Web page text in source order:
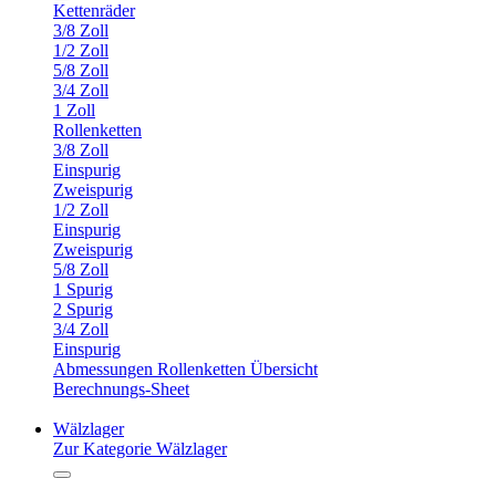
Kettenräder
3/8 Zoll
1/2 Zoll
5/8 Zoll
3/4 Zoll
1 Zoll
Rollenketten
3/8 Zoll
Einspurig
Zweispurig
1/2 Zoll
Einspurig
Zweispurig
5/8 Zoll
1 Spurig
2 Spurig
3/4 Zoll
Einspurig
Abmessungen Rollenketten Übersicht
Berechnungs-Sheet
Wälzlager
Zur Kategorie Wälzlager